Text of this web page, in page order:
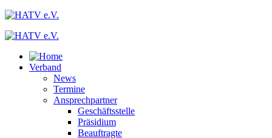
Verband
News
Termine
Ansprechpartner
Geschäftsstelle
Präsidium
Beauftragte